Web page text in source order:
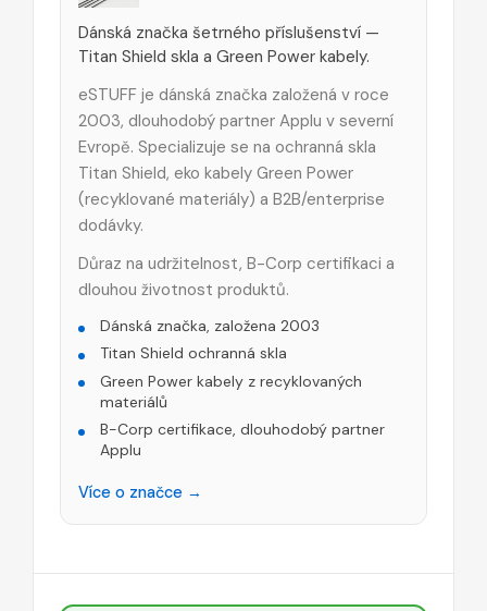
Dánská značka šetrného příslušenství —
Titan Shield skla a Green Power kabely.
eSTUFF je dánská značka založená v roce
2003, dlouhodobý partner Applu v severní
Evropě. Specializuje se na ochranná skla
Titan Shield, eko kabely Green Power
(recyklované materiály) a B2B/enterprise
dodávky.
Důraz na udržitelnost, B-Corp certifikaci a
dlouhou životnost produktů.
Dánská značka, založena 2003
Titan Shield ochranná skla
Green Power kabely z recyklovaných
materiálů
B-Corp certifikace, dlouhodobý partner
Applu
Více o značce →